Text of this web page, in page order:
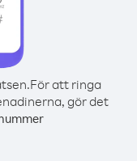
För att ringa
gör det